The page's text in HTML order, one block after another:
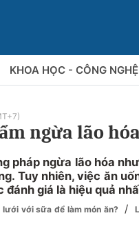
KHOA HỌC - CÔNG NGHỆ
ngừa lão
pháp ngừa lão hóa
Tuy nhiên, việc ăn
đánh giá là hiệu quả
với sữa để làm món ăn? /